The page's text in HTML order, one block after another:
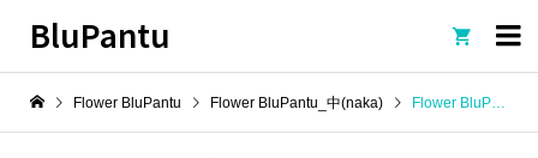
BluPantu 
Flower BluPantu Flower BluPantu_中(naka) Flower BluPantu中01